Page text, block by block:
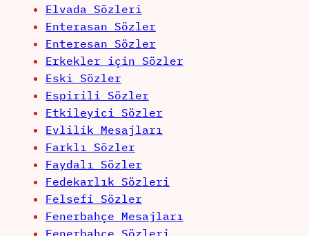
Elvada Sözleri
Enterasan Sözler
Enteresan Sözler
Erkekler için Sözler
Eski Sözler
Espirili Sözler
Etkileyici Sözler
Evlilik Mesajları
Farklı Sözler
Faydalı Sözler
Fedekarlık Sözleri
Felsefi Sözler
Fenerbahçe Mesajları